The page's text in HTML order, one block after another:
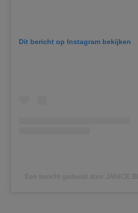
Dit bericht op Instagram bekijken
Een bericht gedeeld door JANICE